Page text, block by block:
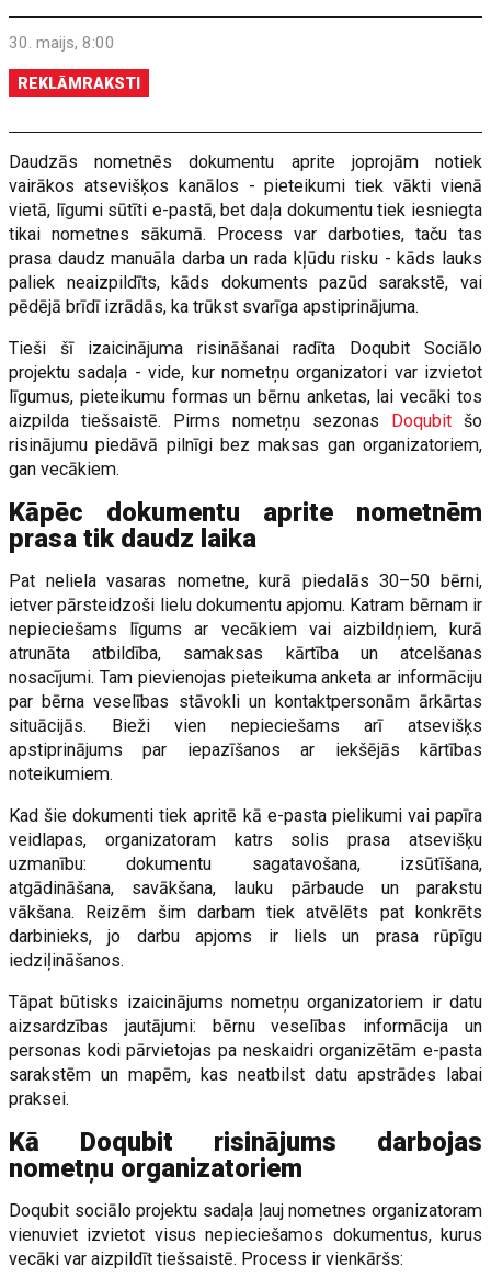
30. maijs, 8:00
REKLĀMRAKSTI
Daudzās nometnēs dokumentu aprite joprojām notiek
vairākos atsevišķos kanālos - pieteikumi tiek vākti vienā
vietā, līgumi sūtīti e-pastā, bet daļa dokumentu tiek iesniegta
tikai nometnes sākumā. Process var darboties, taču tas
prasa daudz manuāla darba un rada kļūdu risku - kāds lauks
paliek neaizpildīts, kāds dokuments pazūd sarakstē, vai
pēdējā brīdī izrādās, ka trūkst svarīga apstiprinājuma.
Tieši šī izaicinājuma risināšanai radīta Doqubit Sociālo
projektu sadaļa - vide, kur nometņu organizatori var izvietot
līgumus, pieteikumu formas un bērnu anketas, lai vecāki tos
aizpilda tiešsaistē. Pirms nometņu sezonas Doqubit šo
risinājumu piedāvā pilnīgi bez maksas gan organizatoriem,
gan vecākiem.
Kāpēc dokumentu aprite nometnēm
prasa tik daudz laika
Pat neliela vasaras nometne, kurā piedalās 30–50 bērni,
ietver pārsteidzoši lielu dokumentu apjomu. Katram bērnam ir
nepieciešams līgums ar vecākiem vai aizbildņiem, kurā
atrunāta atbildība, samaksas kārtība un atcelšanas
nosacījumi. Tam pievienojas pieteikuma anketa ar informāciju
par bērna veselības stāvokli un kontaktpersonām ārkārtas
situācijās. Bieži vien nepieciešams arī atsevišķs
apstiprinājums par iepazīšanos ar iekšējās kārtības
noteikumiem.
Kad šie dokumenti tiek apritē kā e-pasta pielikumi vai papīra
veidlapas, organizatoram katrs solis prasa atsevišķu
uzmanību: dokumentu sagatavošana, izsūtīšana,
atgādināšana, savākšana, lauku pārbaude un parakstu
vākšana. Reizēm šim darbam tiek atvēlēts pat konkrēts
darbinieks, jo darbu apjoms ir liels un prasa rūpīgu
iedziļināšanos.
Tāpat būtisks izaicinājums nometņu organizatoriem ir datu
aizsardzības jautājumi: bērnu veselības informācija un
personas kodi pārvietojas pa neskaidri organizētām e-pasta
sarakstēm un mapēm, kas neatbilst datu apstrādes labai
praksei.
Kā Doqubit risinājums darbojas
nometņu organizatoriem
Doqubit sociālo projektu sadaļa ļauj nometnes organizatoram
vienuviet izvietot visus nepieciešamos dokumentus, kurus
vecāki var aizpildīt tiešsaistē. Process ir vienkāršs: